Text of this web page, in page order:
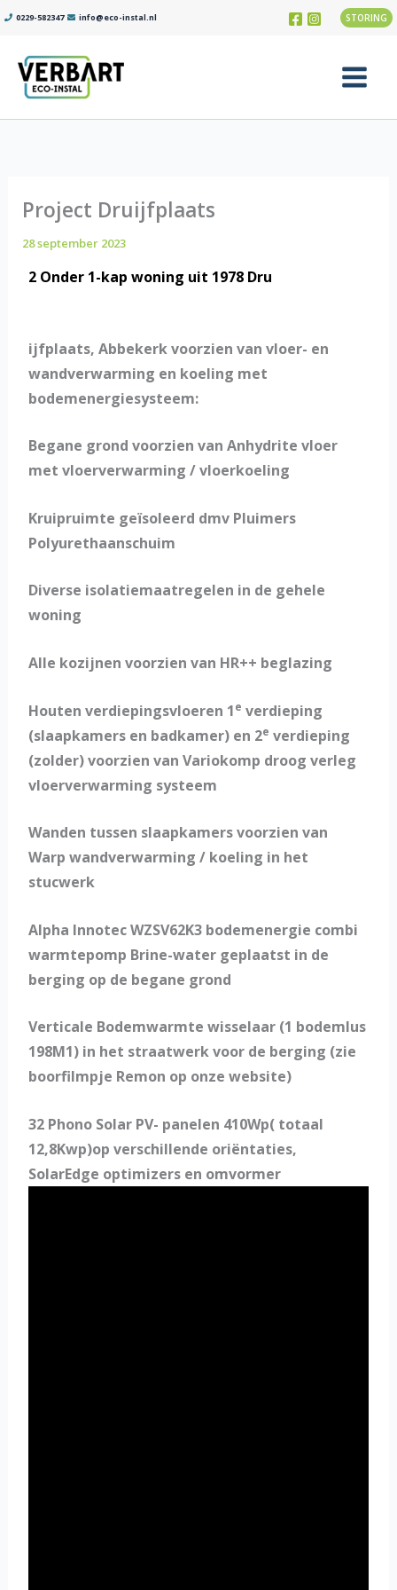
Ga
inhoud
0229-582347 info@eco-instal.nl STORING
Main
Project Druijfplaats
28 september 2023
2 Onder 1-kap woning uit 1978 Dru
ijfplaats, Abbekerk voorzien van vloer- en
wandverwarming en koeling met
bodemenergiesysteem:
Begane grond voorzien van Anhydrite vloer
met vloerverwarming / vloerkoeling
Kruipruimte geïsoleerd dmv Pluimers
Polyurethaanschuim
Diverse isolatiemaatregelen in de gehele
woning
Alle kozijnen voorzien van HR++ beglazing
Houten verdiepingsvloeren 1e verdieping
(slaapkamers en badkamer) en 2e verdieping
(zolder) voorzien van Variokomp droog verleg
vloerverwarming systeem
Wanden tussen slaapkamers voorzien van
Warp wandverwarming / koeling in het
stucwerk
Alpha Innotec WZSV62K3 bodemenergie combi
warmtepomp Brine-water geplaatst in de
berging op de begane grond
Verticale Bodemwarmte wisselaar (1 bodemlus
198M1) in het straatwerk voor de berging (zie
boorfilmpje Remon op onze website)
32 Phono Solar PV- panelen 410Wp( totaal
12,8Kwp)op verschillende oriëntaties,
SolarEdge optimizers en omvormer